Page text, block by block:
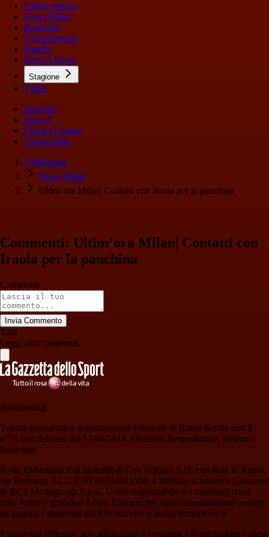
Ultime notizie
News Milan
Rassegna
Calciomercato
Pagelle
Serie A News
Stagione
Video
Stagione
Serie A
Europa League
Coppa Italia
Il Milanista
News Milan
Ultim’ora Milan| Contatti con Iraola per la panchina
Commenti: Ultim’ora Milan| Contatti con
Iraola per la panchina
Commenti
Invia Commento
Tutti
Leggi altri commenti
Ilmilanista.it
Testata giornalistica autorizzazione tribunale di Roma iscritta con il
n°78 con delibera del 12/04/2018. Direttore Responsabile: Stefano
Benedetti
Il sito IlMilanista.it di titolarità di Geo Editrice S.r.l. con sede in Roma,
via Bomarzo 34, C.F./PI 09724341004, è affiliato al network Gazzanet
di RCS Mediagroup S.p.a.. Unico responsabile dei contenuti (testi,
foto, video e grafiche) è Geo Editrice; per ogni comunicazione avente
ad oggetto i contenuti del Sito scrivere a info@geoeditrice.it
Pagina non ufficiale, non autorizzata o connessa a Associazione Calcio